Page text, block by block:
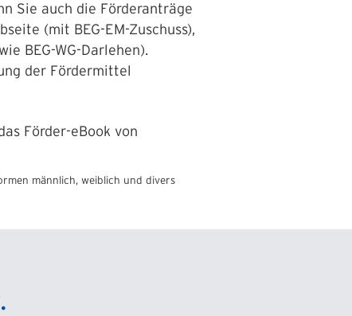
Sie auch die Förderanträge
(mit BEG-EM-Zuschuss),
BEG-WG-Darlehen).
der Fördermittel
Förder-eBook von
männlich, weiblich und divers